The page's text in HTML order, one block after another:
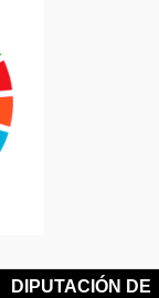
DIPUTACIÓN DE